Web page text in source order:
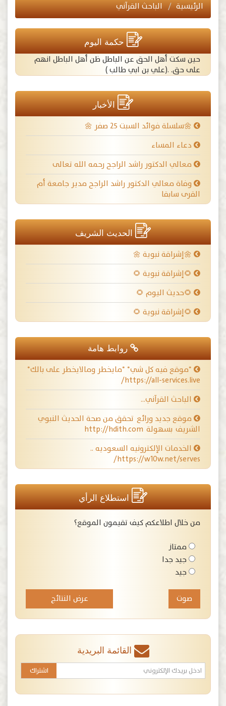
الرئيسية الباحث القرآني
حكمة اليوم
حين سكت أهل الحق عن الباطل ظن أهل الباطل انهم
على حق. .(علي بن ابي طالب )
الأخبار
🌼سلسلة فوائد السبت ٢٥ صفر 🌼
دعاء المساء
معالي الدكتور راشد الراجح رحمه الله تعالى
وفاة معالي الدكتور راشد الراجح مدير جامعة أم
القرى سابقا
الحديث الشريف
🌼إشراقة نبوية 🌼
🌻إشراقة نبوية 🌻
🌻حديث اليوم 🌻
🌻إشراقة نبوية 🌻
روابط هامة
*موقع فيه كل شي* *مايخطر ومالايخطر على بالك*
https://all-services.live/
الباحث القرآني…
موقع جديد ورائع تحقق من صحة الحديث النبوي
الشريف بسهولة http://hdith.com
الخدمات الإلكترونيه السعوديه ..
https://w10w.net/serves/
استطلاع الرأي
من خلال اطلاعكم كيف تقيمون الموقع؟
ممتاز
جيد جدا
جيد
عرض النتائج
القائمة البريدية